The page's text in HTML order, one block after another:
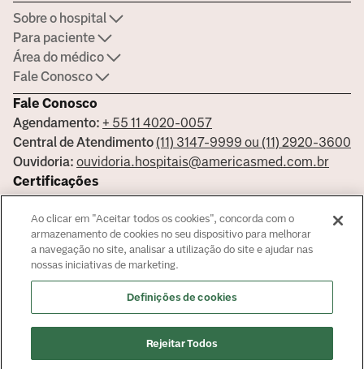
Fale Conosco
Agendamento: + 55 11 4020-0057
Central de Atendimento(11) 3147-9999 ou (11) 2920-3600
Ouvidoria: ouvidoria.hospitais@americasmed.com.br
Certificações
Saiba mais sobre nossas certificações
Sobre o hospital
Para paciente
Área do médico
Fale Conosco
Responsável Técnico Bela Vista Dr. José Armando Cortez - CRM:
Martin - CRM 239045
Ao clicar em "Aceitar todos os cookies", concorda com o
armazenamento de cookies no seu dispositivo para melhorar
a navegação no site, analisar a utilização do site e ajudar nas
nossas iniciativas de marketing.
Definições de cookies
Rejeitar Todos